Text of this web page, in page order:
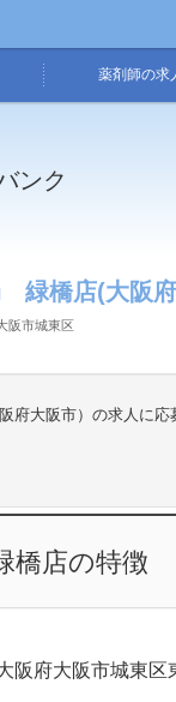
薬剤師の求
ンク
緑橋店(大阪
阪市城東区
大阪市）の求人に応
店の特徴
府大阪市城東区